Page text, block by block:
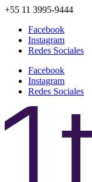
+55 11 3995-9444
Facebook
Instagram
Redes Sociales
Facebook
Instagram
Redes Sociales